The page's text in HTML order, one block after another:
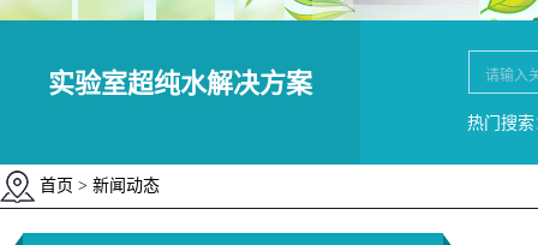
实验室超纯水解决方案
热门搜
首页 > 新闻动态